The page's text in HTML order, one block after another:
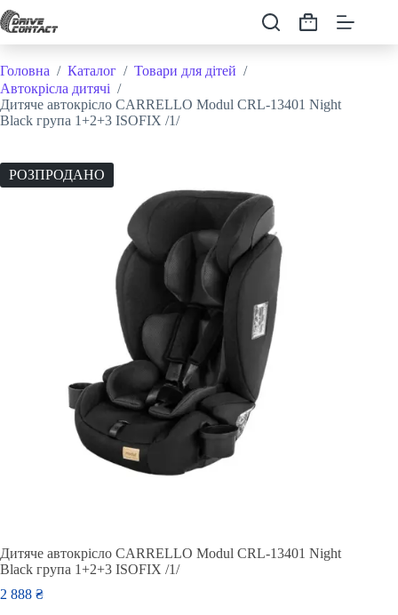
Перейти
до
Кошик
Головна / Каталог / Товари для дітей /
Автокрісла дитячі /
Дитяче автокрісло CARRELLO Modul CRL-13401 Night
Black група 1+2+3 ISOFIX /1/
РОЗПРОДАНО
Дитяче автокрісло CARRELLO Modul CRL-13401 Night
Black група 1+2+3 ISOFIX /1/
2 888 ₴